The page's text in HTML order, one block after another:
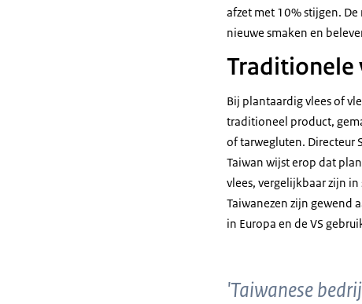
afzet met 10% stijgen.
nieuwe smaken en
Traditionele
Bij plantaardig vlees of
traditioneel product,
of tarwegluten. Directeur
Taiwan wijst erop dat
vlees, vergelijkbaar zijn
Taiwanezen zijn gewend
in Europa en de VS
'Taiwanese